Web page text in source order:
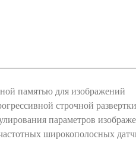
памятью для изображений
строчной
параметров
широкополосных